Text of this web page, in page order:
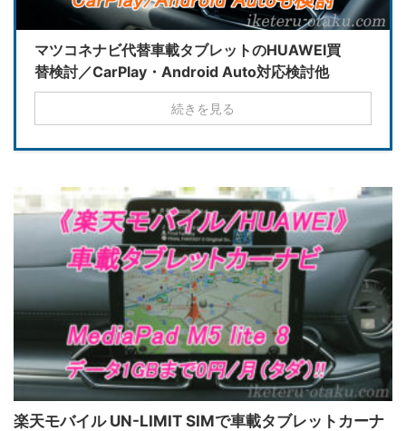
マツコネナビ代替車載タブレットのHUAWEI買
替検討／CarPlay・Android Auto対応検討他
続きを見る
楽天モバイル UN-LIMIT SIMで車載タブレットカーナ